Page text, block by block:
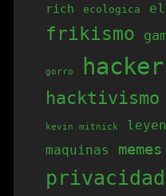
rich
ecologica
frikismo
gorro hacker
hacktivismo
kevin mitnick
maquinas memes
privacidad